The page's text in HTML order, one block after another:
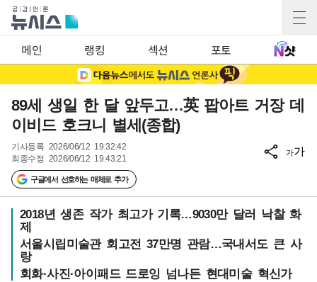
메인 랭킹 섹션 포토
89세 생일 한 달 앞두고…英 팝아트 거장 데
이비드 호크니 별세(종합)
기사등록 2026/06/12 19:32:42
최종수정 2026/06/12 19:43:21
구글에서 선호하는 매체로 추가
가가
2018년 생존 작가 최고가 기록…9030만 달러 낙찰 화
제
서울시립미술관 회고전 37만명 관람…국내서도 큰 사
랑
회화·사진·아이패드 드로잉 넘나든 현대미술 혁신가